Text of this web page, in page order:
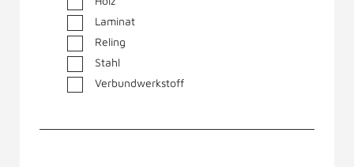
Laminat
Reling
Stahl
Verbundwerkstoff